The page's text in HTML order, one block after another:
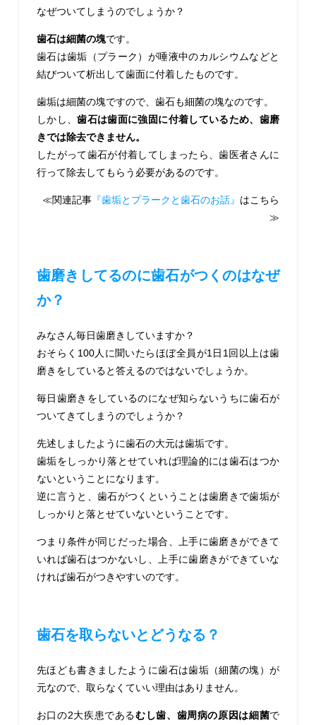
なぜついてしまうのでしょうか？
歯石は細菌の塊です。
歯石は歯垢（プラーク）が唾液中のカルシウムなどと
結びついて析出して歯面に付着したものです。
歯垢は細菌の塊ですので、歯石も細菌の塊なのです。
しかし、歯石は歯面に強固に付着しているため、歯磨
きでは除去できません。
したがって歯石が付着してしまったら、歯医者さんに
行って除去してもらう必要があるのです。
≪関連記事 『歯垢とプラークと歯石のお話』 はこちら
≫
歯磨きしてるのに歯石がつくのはなぜ
か？
みなさん毎日歯磨きしていますか？
おそらく100人に聞いたらほぼ全員が1日1回以上は歯
磨きをしていると答えるのではないでしょうか。
毎日歯磨きをしているのになぜ知らないうちに歯石が
ついてきてしまうのでしょうか？
先述しましたように歯石の大元は歯垢です。
歯垢をしっかり落とせていれば理論的には歯石はつか
ないということになります。
逆に言うと、歯石がつくということは歯磨きで歯垢が
しっかりと落とせていないということです。
つまり条件が同じだった場合、上手に歯磨きができて
いれば歯石はつかないし、上手に歯磨きができていな
ければ歯石がつきやすいのです。
歯石を取らないとどうなる？
先ほども書きましたように歯石は歯垢（細菌の塊）が
元なので、取らなくていい理由はありません。
お口の2大疾患であるむし歯、歯周病の原因は細菌で